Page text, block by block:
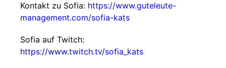
Kontakt zu Sofia: https://www.guteleute-
management.com/sofia-kats
Sofia auf Twitch:
https://www.twitch.tv/sofia_kats